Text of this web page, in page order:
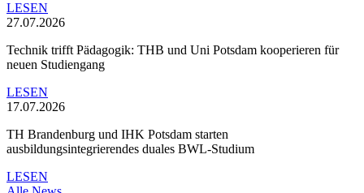
LESEN
27.07.2026
Technik trifft Pädagogik: THB und Uni Potsdam kooperieren für
neuen Studiengang
LESEN
17.07.2026
TH Brandenburg und IHK Potsdam starten
ausbildungsintegrierendes duales BWL-Studium
LESEN